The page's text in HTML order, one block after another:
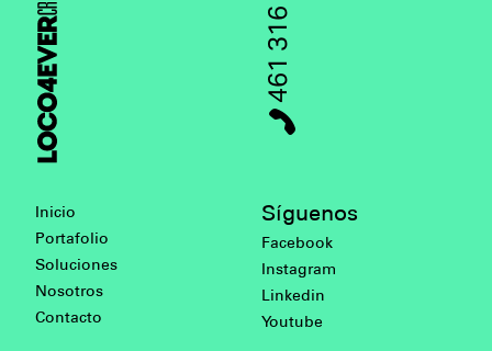
Inicio
Portafolio
Soluciones
Nosotros
Contacto
Síguenos
Facebook
Instagram
Linkedin
Youtube